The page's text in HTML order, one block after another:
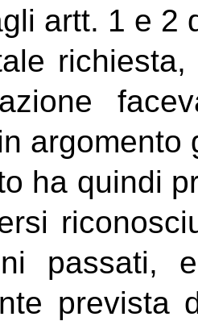
artt. 1 e 2
ha quindi
passati,
prevista